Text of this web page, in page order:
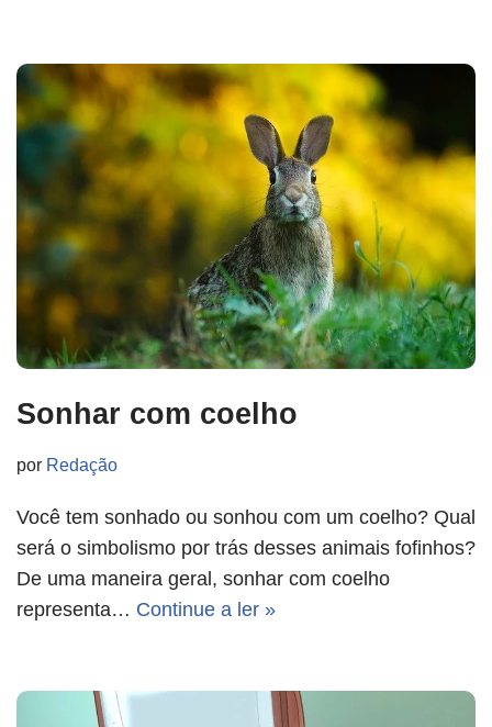
Sonhar com coelho
por Redação
Você tem sonhado ou sonhou com um coelho? Qual
será o simbolismo por trás desses animais fofinhos?
De uma maneira geral, sonhar com coelho
representa… Continue a ler »